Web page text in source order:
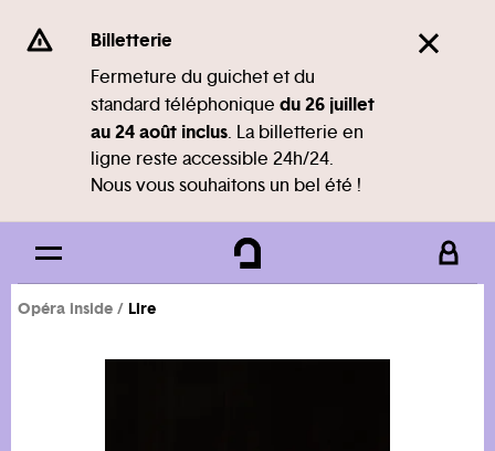
Se rendre au
Contenu principal
Pied de page
Billetterie
Fermeture du guichet et du
standard téléphonique du 26 juillet
au 24 août inclus. La billetterie en
ligne reste accessible 24h/24.
Nous vous souhaitons un bel été !
Opéra inside Lire